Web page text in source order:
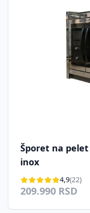
Šporet na pelet
inox
4,9(22)
209.990 RSD